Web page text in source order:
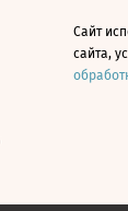
Сайт
сайта,